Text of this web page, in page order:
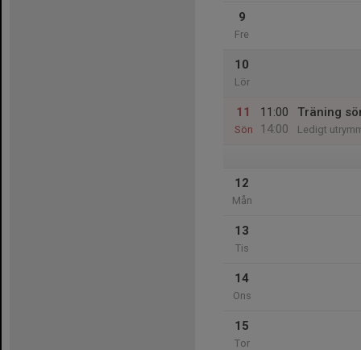
9
Fre
10
Lör
11
Sön
11:00
14:00
Träning
Ledigt
12
Mån
13
Tis
14
Ons
15
Tor